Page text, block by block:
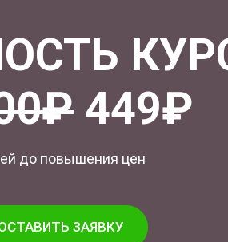
449₽
до повышения цен
ЗАЯВКУ